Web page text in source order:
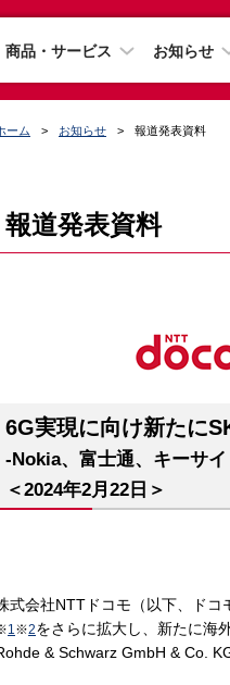
商品・サービス お知らせ
ーム お知らせ 報道発表資料
報道発表資料
6G実現に向け新たに
-Nokia、富士通、キーサ
＜2024年2月22日＞
式会社NTTドコモ（以下、ドコ
1※2をさらに拡大し、新たに海
& Schwarz GmbH & Co.